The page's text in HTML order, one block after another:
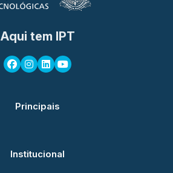
Aqui tem IPT
Principais
Institucional